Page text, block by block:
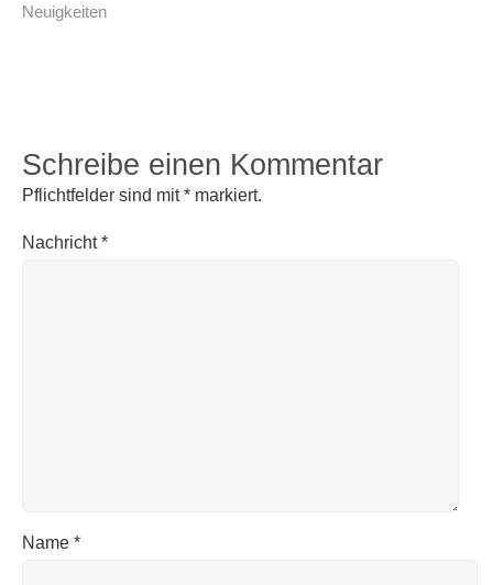
Neuigkeiten
Schreibe einen Kommentar
Pflichtfelder sind mit* markiert.
Nachricht*
Name *